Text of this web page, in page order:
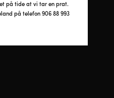
på tide at vi tar en prat.
på telefon906 88 993